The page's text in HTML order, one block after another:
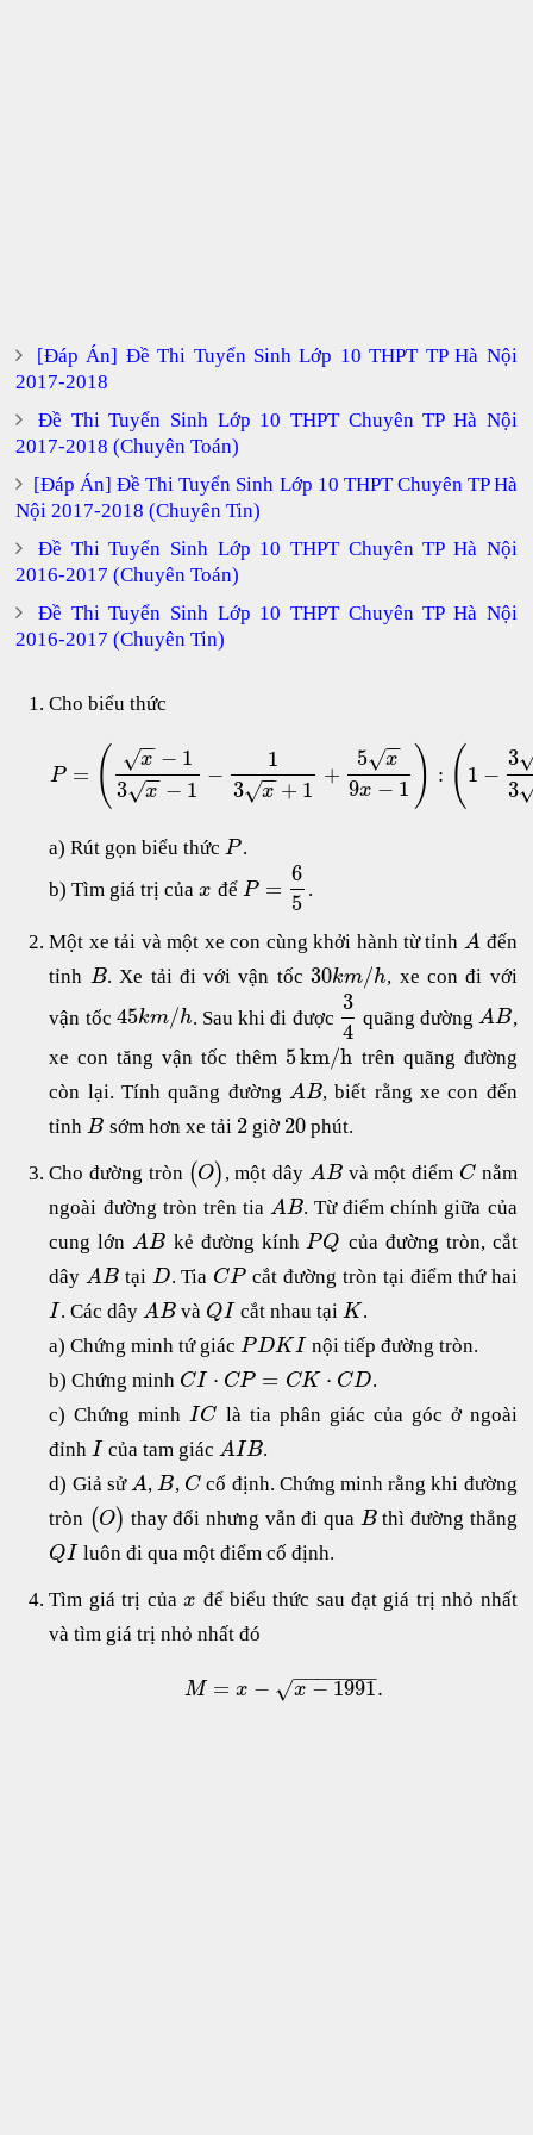
[Đáp Án] Đề Thi Tuyển Sinh Lớp 10 THPT TP Hà Nội
2017-2018
Đề Thi Tuyển Sinh Lớp 10 THPT Chuyên TP Hà Nội
2017-2018 (Chuyên Toán)
[Đáp Án] Đề Thi Tuyển Sinh Lớp 10 THPT Chuyên TP Hà
Nội 2017-2018 (Chuyên Tin)
Đề Thi Tuyển Sinh Lớp 10 THPT Chuyên TP Hà Nội
2016-2017 (Chuyên Toán)
Đề Thi Tuyển Sinh Lớp 10 THPT Chuyên TP Hà Nội
2016-2017 (Chuyên Tin)
Cho biểu thức
P = ( x
−
−
√ − 1
3
x
−
−
√ − 1
−
1
3
x
−
−
√ + 1
+
5 x
−
−
√
9x − 1 ) : ( 1 −
3
3
a) Rút gọn biểu thứcP .
b) Tìm giá trị củax để P =
6
5
.
Một xe tải và một xe con cùng khởi hành từ tỉnh A đến
tỉnh B. Xe tải đi với vận tốc30km/h, xe con đi với
vận tốc 45km/h. Sau khi đi được
3
4
quãng đườngAB,
xe con tăng vận tốc thêm 5km/h trên quãng đường
còn lại. Tính quãng đường AB, biết rằng xe con đến
tỉnhB sớm hơn xe tải 2 giờ 20 phút.
Cho đường tròn (O) , một dây AB và một điểm Cnằm
ngoài đường tròn trên tia AB. Từ điểm chính giữa của
cung lớnAB kẻ đường kínhPQ của đường tròn, cắt
dâyAB tạiD. Tia CP cắt đường tròn tại điểm thứ hai
I. Các dây AB và QIcắt nhau tại K.
a) Chứng minh tứ giácPDKI nội tiếp đường tròn.
b) Chứng minh CI ⋅ CP = CK ⋅ CD.
c) Chứng minhIC là tia phân giác của góc ở ngoài
đỉnhIcủa tam giác AIB.
d) Giả sửA,B, C cố định. Chứng minh rằng khi đường
tròn (O) thay đổi nhưng vẫn đi qua Bthì đường thẳng
QI luôn đi qua một điểm cố định.
Tìm giá trị của x để biểu thức sau đạt giá trị nhỏ nhất
và tìm giá trị nhỏ nhất đó
M = x − x −1991
− −
−−−−−
√ .